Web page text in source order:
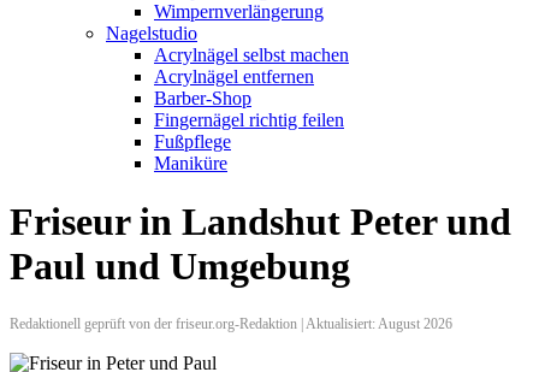
Wimpernverlängerung
Nagelstudio
Acrylnägel selbst machen
Acrylnägel entfernen
Barber-Shop
Fingernägel richtig feilen
Fußpflege
Maniküre
Friseur in Landshut Peter und
Paul und Umgebung
Redaktionell geprüft von der friseur.org-Redaktion | Aktualisiert: August 2026